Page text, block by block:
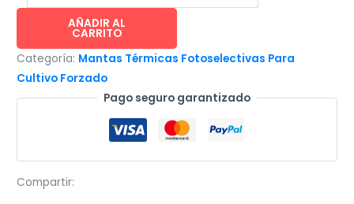
prolongado
tela
antiheladas
-
gr/m²)
cantidad
AÑADIR AL
CARRITO
Categoría: Mantas Térmicas Fotoselectivas Para
Cultivo Forzado
Pago seguro garantizado
Compartir: